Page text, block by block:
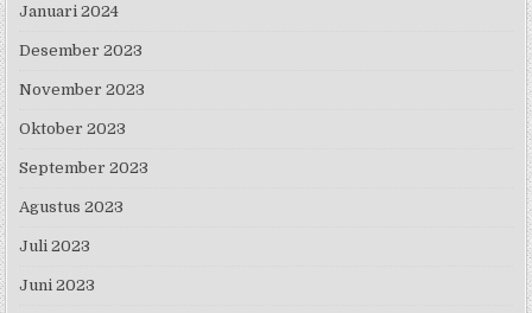
Januari 2024
Desember 2023
November 2023
Oktober 2023
September 2023
Agustus 2023
Juli 2023
Juni 2023